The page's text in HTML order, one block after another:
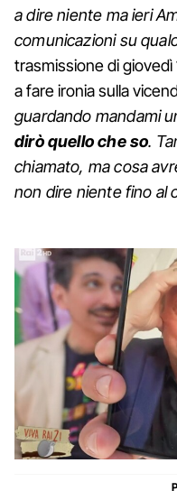
a dire niente ma ieri
comunicazioni su
trasmissione di giovedì
a fare ironia sulla
guardando mandami
dirò quello che so.
chiamato, ma cosa
non dire niente fino al